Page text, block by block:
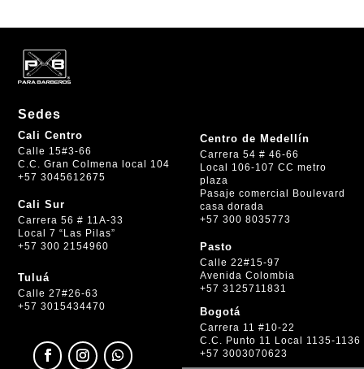
Sedes
Cali Centro
Calle 15#3-66
C.C. Gran Colmena local 104
+57 3045612675
Cali Sur
Carrera 56 # 11A-33
Local 7 “Las Pilas”
+57 300 2154960
Tuluá
Calle 27#26-63
+57 3015434470
Centro de Medellín
Carrera 54 # 46-66
Local 106-107 CC metro
plaza
Pasaje comercial Boulevard
casa dorada
+57 300 8035773
Pasto
Calle 22#15-97
Avenida Colombia
+57 3125711831
Bogotá
Carrera 11 #10-22
C.C. Punto 11 Local 1135-1136
+57 3003070623